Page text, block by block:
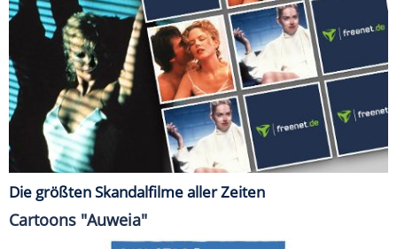
Die größten Skandalfilme aller Zeiten
Cartoons "Auweia"